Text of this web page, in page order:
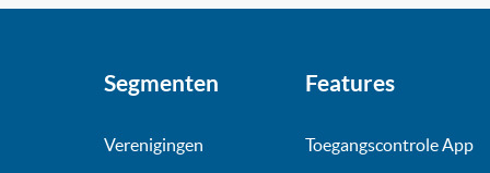
Segmenten
Verenigingen
Features
Toegangscontrole App